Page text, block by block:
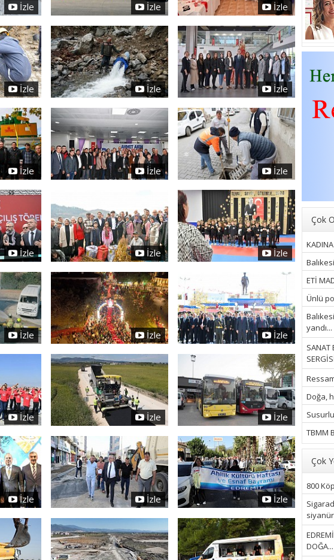
Çok
ETİ
Ünlü
yandı...
SANAT
Doğa,
TBMM
Çok
800
DOĞA...
İzle İzle İzle
İzle İzle İzle
İzle İzle İzle
İzle İzle İzle
İzle İzle İzle
İzle İzle İzle
İzle İzle İzle